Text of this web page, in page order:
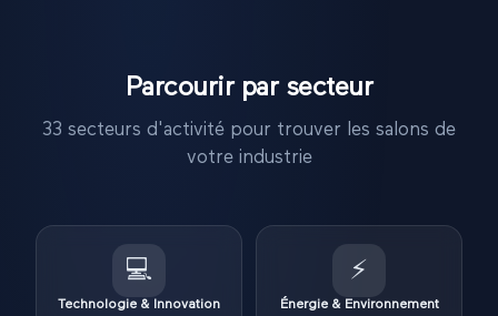
Parcourir par secteur
33 secteurs d'activité pour trouver les salons de
votre industrie
💻
Technologie & Innovation
⚡
Énergie & Environnement